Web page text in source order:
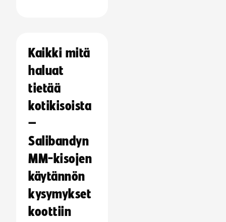
Kaikki mitä
haluat
tietää
kotikisoista
–
Salibandyn
MM-kisojen
käytännön
kysymykset
koottiin